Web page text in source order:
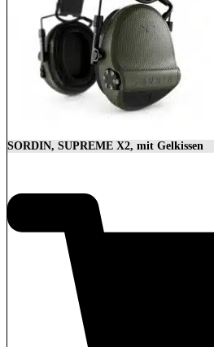
SORDIN, SUPREME X2, mit Gelkissen